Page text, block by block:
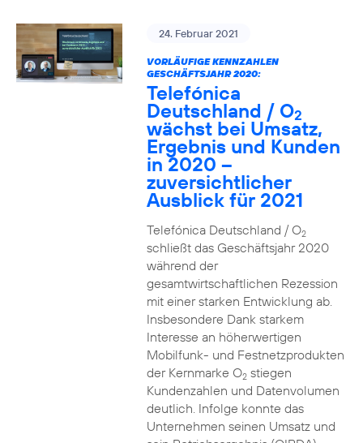
24. Februar 2021
VORLÄUFIGE KENNZAHLEN
GESCHÄFTSJAHR 2020:
Telefónica
Deutschland / O2
wächst bei Umsatz,
Ergebnis und Kunden
in 2020 –
zuversichtlicher
Ausblick für 2021
Telefónica Deutschland / O2
schließt das Geschäftsjahr 2020
während der
gesamtwirtschaftlichen Rezession
mit einer starken Entwicklung ab.
Insbesondere Dank starkem
Interesse an höherwertigen
Mobilfunk- und Festnetzprodukten
der Kernmarke O2stiegen
Kundenzahlen und Datenvolumen
deutlich. Infolge konnte das
Unternehmen seinen Umsatz und